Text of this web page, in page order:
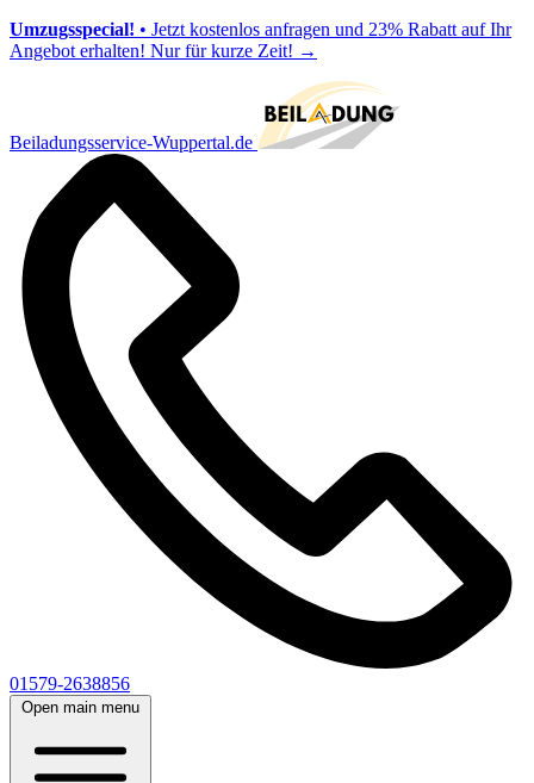
Umzugsspecial! • Jetzt kostenlos anfragen und 23% Rabatt auf Ihr
Angebot erhalten! Nur für kurze Zeit! →
Beiladungsservice-Wuppertal.de
01579-2638856
Open main menu